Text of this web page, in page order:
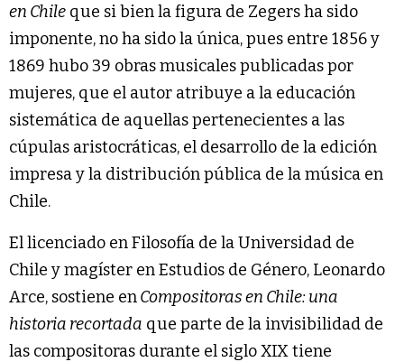
en Chile que si bien la figura de Zegers ha sido
imponente, no ha sido la única, pues entre 1856 y
1869 hubo 39 obras musicales publicadas por
mujeres, que el autor atribuye a la educación
sistemática de aquellas pertenecientes a las
cúpulas aristocráticas, el desarrollo de la edición
impresa y la distribución pública de la música en
Chile.
El licenciado en Filosofía de la Universidad de
Chile y magíster en Estudios de Género, Leonardo
Arce, sostiene enCompositoras en Chile: una
historia recortada que parte de la invisibilidad de
las compositoras durante el siglo XIX tiene